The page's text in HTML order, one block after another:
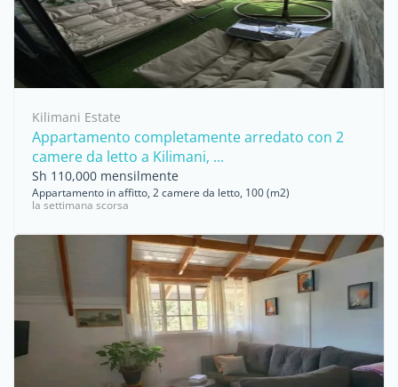
Kilimani Estate
Appartamento completamente arredato con 2
camere da letto a Kilimani, ...
Sh 110,000 mensilmente
Appartamento in affitto, 2 camere da letto, 100 (m2)
la settimana scorsa